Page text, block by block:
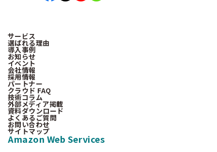
サービス
選ばれる理由
導入事例
お知らせ
イベント
会社情報
採用情報
パートナー
クラウド FAQ
技術コラム
外部メディア掲載
資料ダウンロード
よくあるご質問
お問い合わせ
サイトマップ
Amazon Web Services